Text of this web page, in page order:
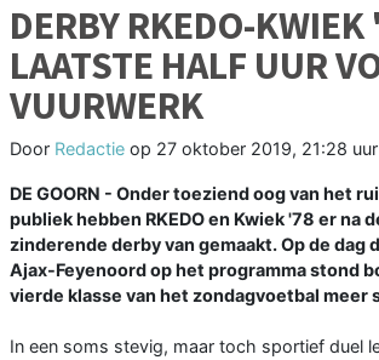
DERBY RKEDO-
LAATSTE HALF UUR
VUURWERK
Door Redactie op 27 oktober 2019, 21:28 uur
DE GOORN - Onder toeziend oog van het
publiek hebben RKEDO en Kwiek '78 er na
zinderende derby van gemaakt. Op de dag
Ajax-Feyenoord op het programma stond
vierde klasse van het zondagvoetbal meer
In een soms stevig, maar toch sportief duel